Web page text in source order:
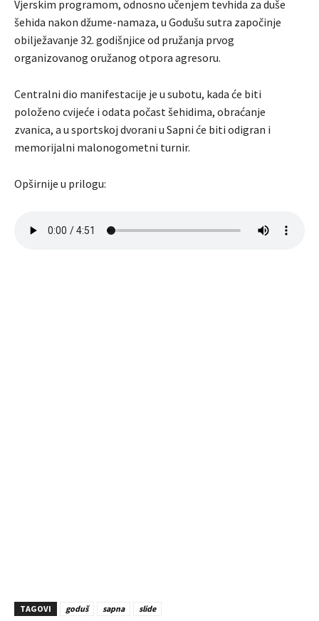
Vjerskim programom, odnosno učenjem tevhida za duše
šehida nakon džume-namaza, u Godušu sutra započinje
obilježavanje 32. godišnjice od pružanja prvog
organizovanog oružanog otpora agresoru.
Centralni dio manifestacije je u subotu, kada će biti
položeno cvijeće i odata počast šehidima, obraćanje
zvanica, a u sportskoj dvorani u Sapni će biti odigran i
memorijalni malonogometni turnir.
Opširnije u prilogu:
TAGOVI goduš sapna slide